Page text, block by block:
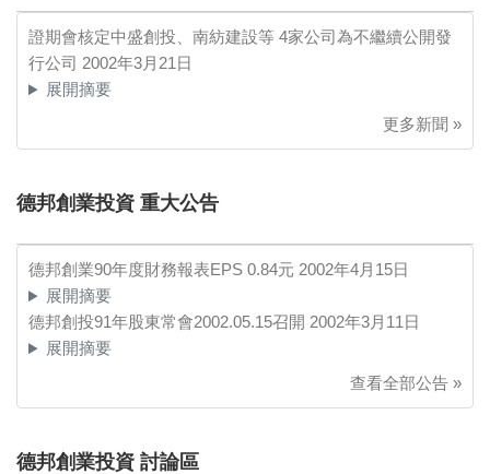
證期會核定中盛創投、南紡建設等 4家公司為不繼續公開發
行公司 2002年3月21日
展開摘要
更多新聞 »
德邦創業投資 重大公告
德邦創業90年度財務報表EPS 0.84元 2002年4月15日
展開摘要
德邦創投91年股東常會2002.05.15召開 2002年3月11日
展開摘要
查看全部公告 »
德邦創業投資 討論區